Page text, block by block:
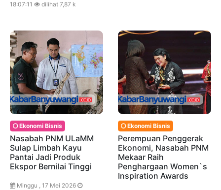
18:07:11
dilihat 7,87 k
Ekonomi Bisnis
Nasabah PNM ULaMM
Sulap Limbah Kayu
Pantai Jadi Produk
Ekspor Bernilai Tinggi
Minggu , 17 Mei 2026
Ekonomi Bisnis
Perempuan Penggerak
Ekonomi, Nasabah PNM
Mekaar Raih
Penghargaan Women`s
Inspiration Awards